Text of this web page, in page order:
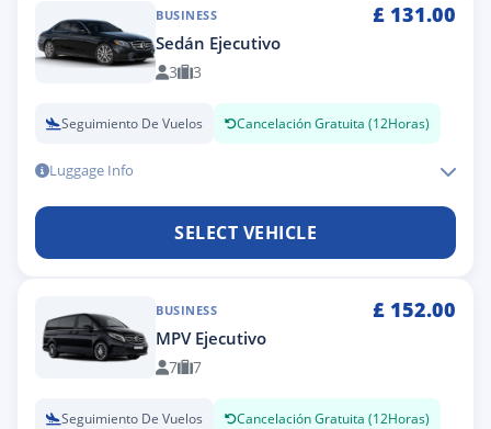
BUSINESS £ 131.00
Sedán Ejecutivo
3 3
Seguimiento De Vuelos Cancelación Gratuita (12Horas)
Luggage Info
SELECT VEHICLE
BUSINESS £ 152.00
MPV Ejecutivo
7 7
Seguimiento De Vuelos Cancelación Gratuita (12Horas)